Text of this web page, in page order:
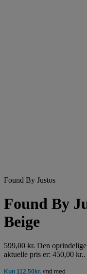
Found By Justos
Found By
Beige
599,00kr. Den
aktuelle pris er: 450,00 kr..